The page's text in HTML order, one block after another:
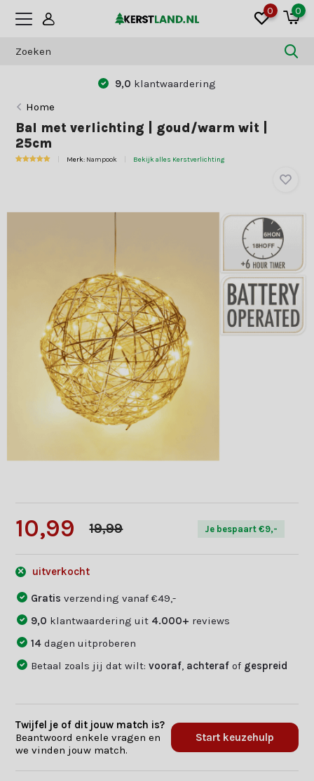
0 0
9,0 klantwaardering
Home
Bal met verlichting | goud/warm wit |
25cm
Merk: Nampook Bekijk alles Kerstverlichting
10,99 19,99 Je bespaart €9,-
uitverkocht
Gratisverzending vanaf €49,-
9,0 klantwaardering uit 4.000+ reviews
14dagen uitproberen
Betaal zoals jij dat wilt:vooraf achteraf of gespreid
Twijfel je of dit jouw match is?
Beantwoord enkele vragen en
we vinden jouw match.
Start keuzehulp